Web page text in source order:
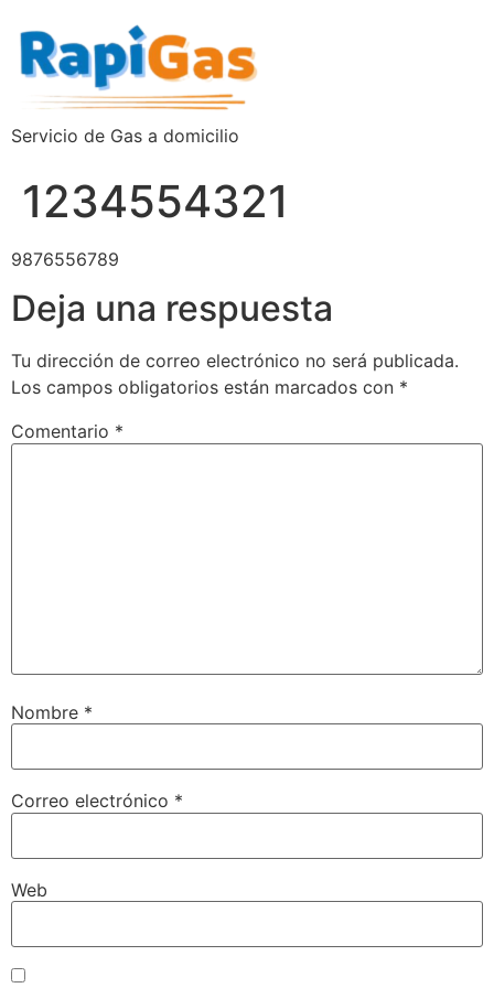
Servicio de Gas a domicilio
1234554321
9876556789
Deja una respuesta
Tu dirección de correo electrónico no será publicada.
Los campos obligatorios están marcados con *
Comentario *
Nombre *
Correo electrónico *
Web